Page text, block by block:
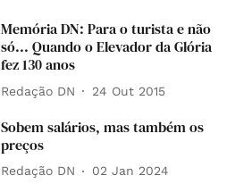
Memória DN: Para o turista e não
só... Quando o Elevador da Glória
fez 130 anos
Redação DN 24 Out 2015
Sobem salários, mas também os
preços
Redação DN 02 Jan 2024